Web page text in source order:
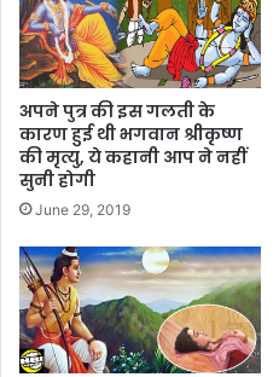
अपने पुत्र की इस गलती के
कारण हुई थी भगवान श्रीकृष्ण
की मृत्यु, ये कहानी आप ने नहीं
सुनी होगी
June 29, 2019